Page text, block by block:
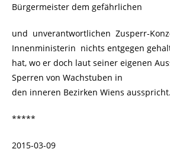
Bürgermeister dem gefährlichen
und unverantwortlichen Zusperr-
Innenministerin nichts entgegen
hat, wo er doch laut seiner eigenen
Sperren von Wachstuben in
den inneren Bezirken Wiens ausspricht.
*****
2015-03-09